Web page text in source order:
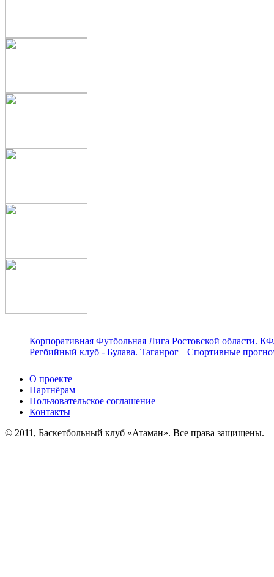
Корпоративная Футбольная Лига Ростовской области.
Регбийный клуб - Булава. Таганрог
Спортивные
О проекте
Партнёрам
Пользовательское соглашение
Контакты
© 2011, Баскетбольный клуб «Атаман». Все права защищены.